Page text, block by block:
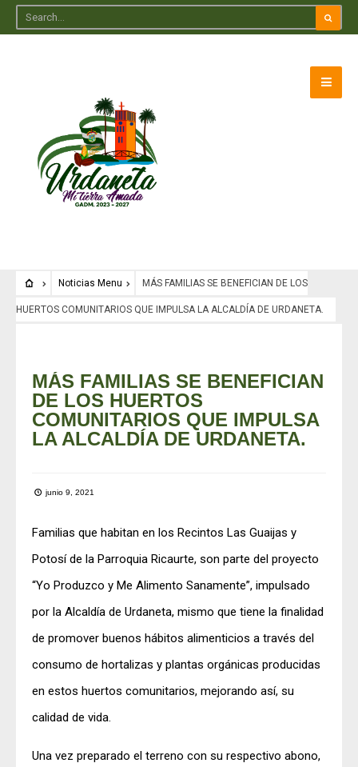
Noticias Menu MÁS FAMILIAS SE BENEFICIAN DE LOS
HUERTOS COMUNITARIOS QUE IMPULSA LA ALCALDÍA DE URDANETA.
MÁS FAMILIAS SE BENEFICIAN
DE LOS HUERTOS
COMUNITARIOS QUE IMPULSA
LA ALCALDÍA DE URDANETA.
junio 9, 2021
Familias que habitan en los Recintos Las Guaijas y
Potosí de la Parroquia Ricaurte, son parte del proyecto
“Yo Produzco y Me Alimento Sanamente”, impulsado
por la Alcaldía de Urdaneta, mismo que tiene la finalidad
de promover buenos hábitos alimenticios a través del
consumo de hortalizas y plantas orgánicas producidas
en estos huertos comunitarios, mejorando así, su
calidad de vida.
Una vez preparado el terreno con su respectivo abono,